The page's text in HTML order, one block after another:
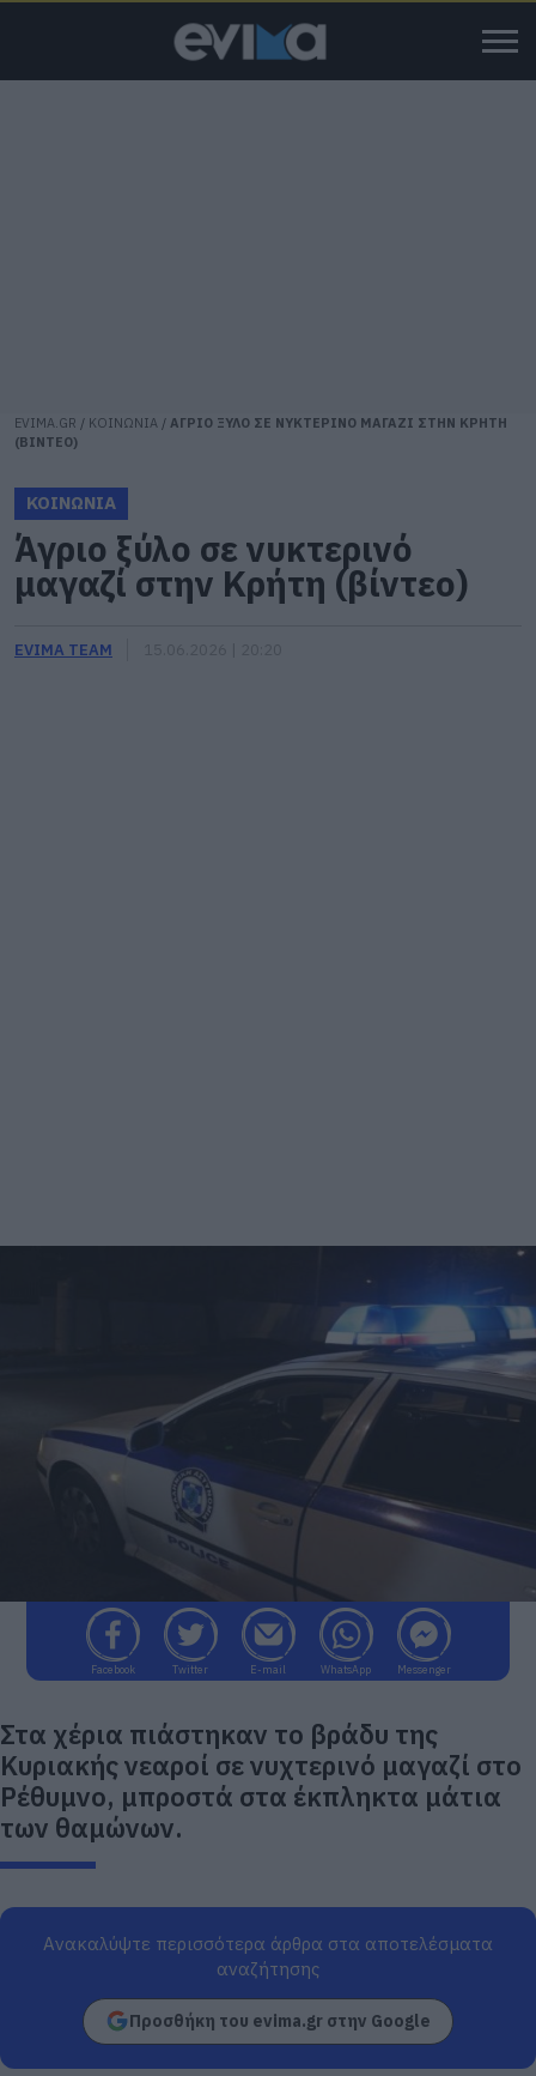
EVIMA.GR / ΚΟΙΝΩΝΙΑ / ΑΓΡΙΟ ΞΥΛΟ ΣΕ ΝΥΚΤΕΡΙΝΟ ΜΑΓΑΖΙ ΣΤΗΝ ΚΡΗΤΗ
(ΒΙΝΤΕΟ)
ΚΟΙΝΩΝΙΑ
Άγριο ξύλο σε νυκτερινό
μαγαζί στην Κρήτη (βίντεο)
EVIMA TEAM
Facebook Twitter E-mail WhatsApp Messenger
Στα χέρια πιάστηκαν το βράδυ της
Κυριακής νεαροί σε νυχτερινό μαγαζί στο
Ρέθυμνο, μπροστά στα έκπληκτα μάτια
των θαμώνων.
Ανακαλύψτε περισσότερα άρθρα στα αποτελέσματα
αναζήτησης
Προσθήκη του evima.gr στην Google